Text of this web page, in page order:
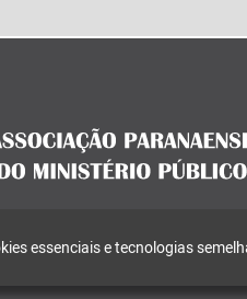
essenciais e tecnologias